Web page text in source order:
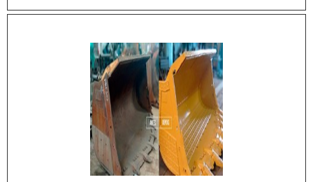
Usinagem existe o que há de melhor em
duro, usinagem, caldeiraria e soldas especiais. A
empresa oferece opções como redutor industrial e
serviço de usinagem com ótima qualidade e
proteção.Para uma maior satisfação dos clientes, a
empresa busca investir nos melhores profissionais
do mercado, e em instalações modernas,
garantindo assim, a confiança e boa cotação no
mercado. A organização tem feito a diferença no
para correia transportadora em uma companhia
Serviços e Usinagem. Atuando com tambor para
correia e recuperação de cabeçote, disponibilizando
tudo que há de mais atual para garantir a qualidade
final para cada cliente.Não obstante, quando
falamos em tambor para correia transportadora, na
essência da empresa, a mesma deve prezar pelos
produtos e serviços com ótima qualidade e
proteção, detalhes primordiais que são deixados de